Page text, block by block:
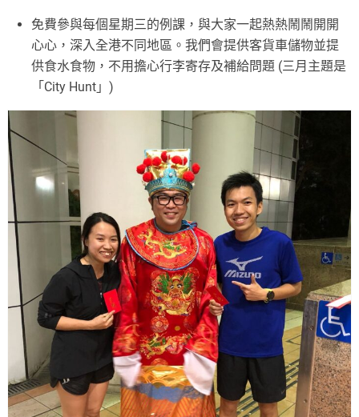
免費參與每個星期三的例課，與大家一起熱熱鬧鬧開開
心心，深入全港不同地區。我們會提供客貨車儲物並提
供食水食物，不用擔心行李寄存及補給問題 (三月主題是
「City Hunt」)